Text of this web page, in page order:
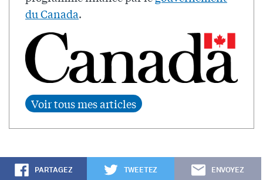
du Canada.
PARTAGEZ TWEETEZ ENVOYEZ